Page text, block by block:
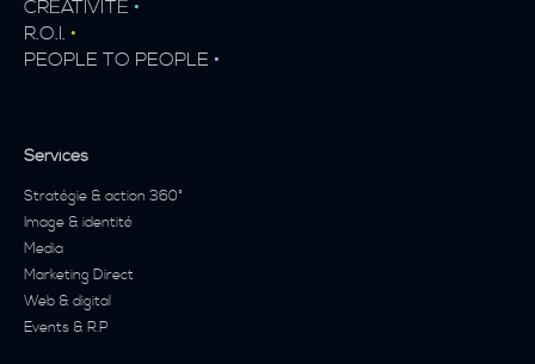
CRÉATIVITÉ •
R.O.I. •
PEOPLE TO PEOPLE •
Services
Stratégie & action 360°
Image & identité
Media
Marketing Direct
Web & digital
Events & R.P